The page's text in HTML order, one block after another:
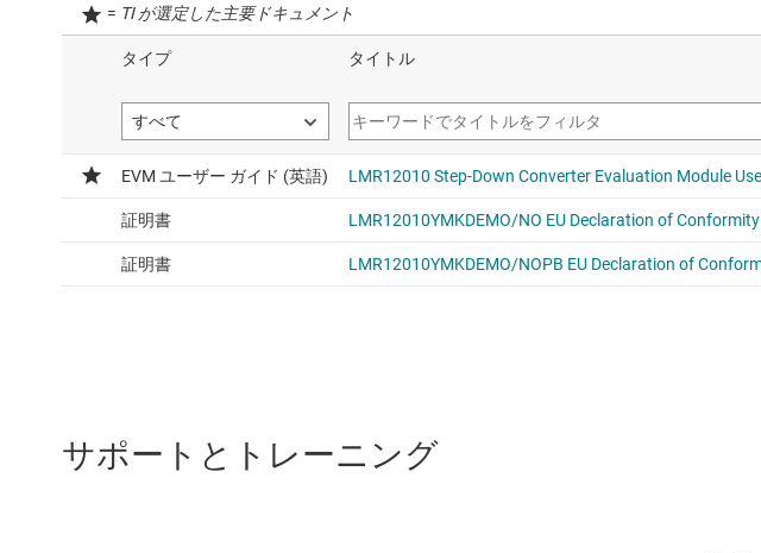
= TI が選定した主要ドキュメント
サポートとトレーニング